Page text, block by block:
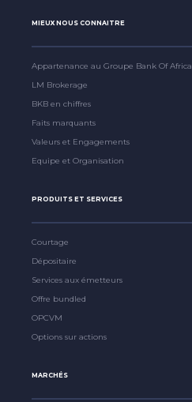
MIEUX NOUS CONNAITRE
Appartenance au Groupe Bank Of Africa
LM Brokerage
BKB en chiffres
Faits marquants
Valeurs et Engagements
Equipe et Organisation
PRODUITS ET SERVICES
Courtage
Dépositaire
Services aux émetteurs
Offre bundled
OPCVM
Options sur actions
MARCHÉS